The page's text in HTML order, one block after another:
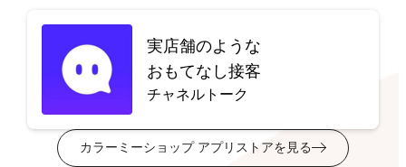
実店舗のような
おもてなし接客
チャネルトーク
カラーミーショップ アプリストアを見る